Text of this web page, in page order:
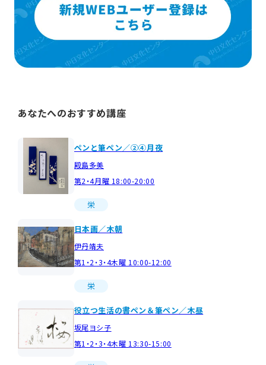
あなたへのおすすめ講座
ペンと筆ペン／②④月夜
殿島多美
第2・4月曜 18:00-20:00
栄
日本画／木朝
伊丹靖夫
第1・2・3・4木曜 10:00-12:00
栄
役立つ生活の書ペン＆筆ぺン／木昼
坂尾ヨシ子
第1・2・3・4木曜 13:30-15:00